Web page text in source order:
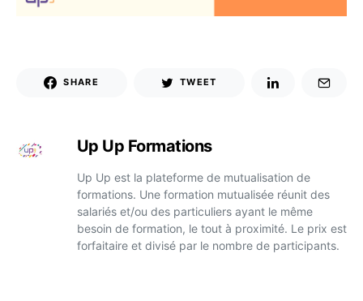
SHARE TWEET
Up Up Formations
Up Up est la plateforme de mutualisation de
formations. Une formation mutualisée réunit des
salariés et/ou des particuliers ayant le même
besoin de formation, le tout à proximité. Le prix est
forfaitaire et divisé par le nombre de participants.